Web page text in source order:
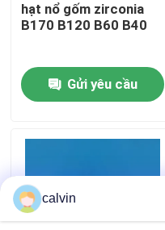
Liên hệ chúng tôi
Yêu cầu báo giá
Gốm nổ mài mòn
hạt nổ gốm zirconia
B170 B120 B60 B40
Gửi yêu cầu
calvin